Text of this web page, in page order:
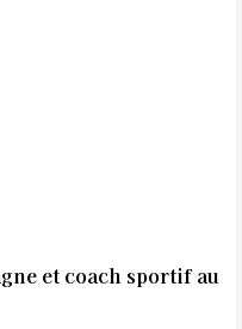
passé. Le but était de
et à trouver un